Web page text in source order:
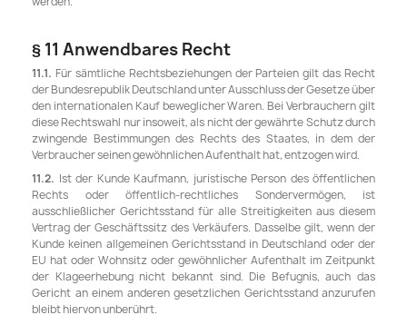
§ 11 Anwendbares Recht
11.1. Für sämtliche Rechtsbeziehungen der Parteien gilt das Recht
der Bundesrepublik Deutschland unter Ausschluss der Gesetze über
den internationalen Kauf beweglicher Waren. Bei Verbrauchern gilt
diese Rechtswahl nur insoweit, als nicht der gewährte Schutz durch
zwingende Bestimmungen des Rechts des Staates, in dem der
Verbraucher seinen gewöhnlichen Aufenthalt hat, entzogen wird.
11.2. Ist der Kunde Kaufmann, juristische Person des öffentlichen
Rechts oder öffentlich-rechtliches Sondervermögen, ist
ausschließlicher Gerichtsstand für alle Streitigkeiten aus diesem
Vertrag der Geschäftssitz des Verkäufers. Dasselbe gilt, wenn der
Kunde keinen allgemeinen Gerichtsstand in Deutschland oder der
EU hat oder Wohnsitz oder gewöhnlicher Aufenthalt im Zeitpunkt
der Klageerhebung nicht bekannt sind. Die Befugnis, auch das
Gericht an einem anderen gesetzlichen Gerichtsstand anzurufen
bleibt hiervon unberührt.